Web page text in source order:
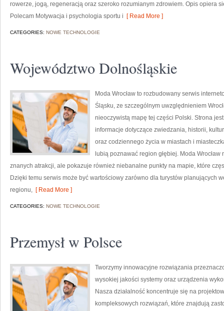
rowerze, jogą, regeneracją oraz szeroko rozumianym zdrowiem. Opis opiera
Polecam Motywacja i psychologia sportu i [ Read More ]
CATEGORIES: NOWE TECHNOLOGIE
Województwo Dolnośląskie
Moda Wrocław to rozbudowany serwis
Śląsku, ze szczególnym uwzględnieniem
nieoczywistą mapę tej części Polski. Strona
informacje dotyczące zwiedzania, historii,
oraz codziennego życia w miastach i
lubią poznawać region głębiej. Moda
znanych atrakcji, ale pokazuje również niebanalne punkty na mapie, które
Dzięki temu serwis może być wartościowy zarówno dla turystów planujących
regionu, [ Read More ]
CATEGORIES: NOWE TECHNOLOGIE
Przemysł w Polsce
Tworzymy innowacyjne rozwiązania
wysokiej jakości systemy oraz urządzenia
Nasza działalność koncentruje się na
kompleksowych rozwiązań, które znajdują